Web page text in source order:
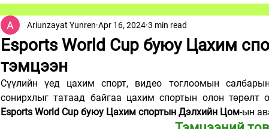
Esports World Cup буюу Цахим
тэмцээн
Ariunzayat Yunren Apr 16, 2024 3 min read
Сүүлийн үед цахим спорт, видео тоглоомын
Esports World Cup буюу Цахим спортын Дэлхийн Цом-ын